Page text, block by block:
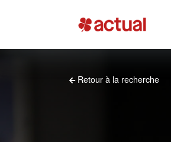
Retour à la recherche